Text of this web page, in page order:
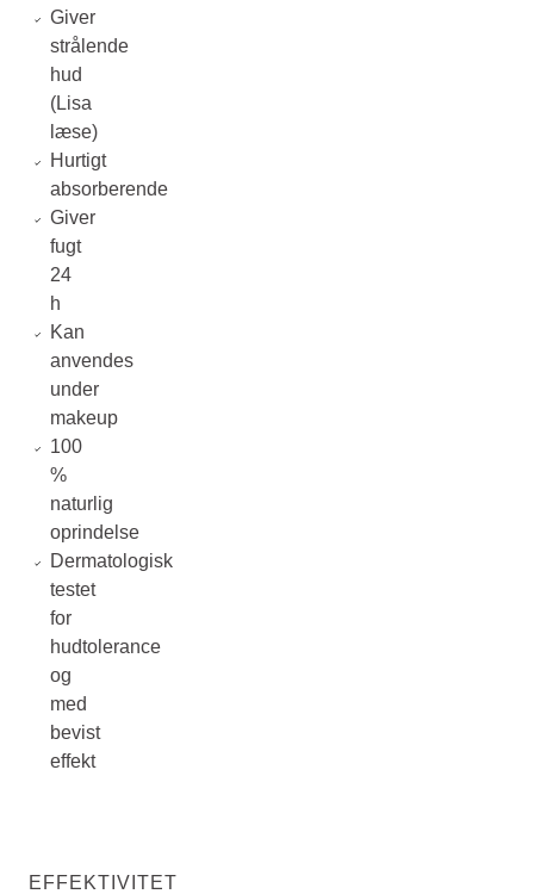
Giver
strålende
hud
(Lisa
læse)
Hurtigt
absorberende
Giver
fugt
24
h
Kan
anvendes
under
makeup
100
%
naturlig
oprindelse
Dermatologisk
testet
for
hudtolerance
og
med
bevist
effekt
EFFEKTIVITET